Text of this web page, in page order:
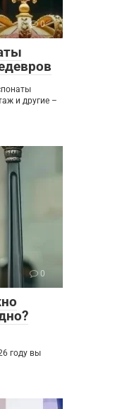
0
и другие –
0
году вы